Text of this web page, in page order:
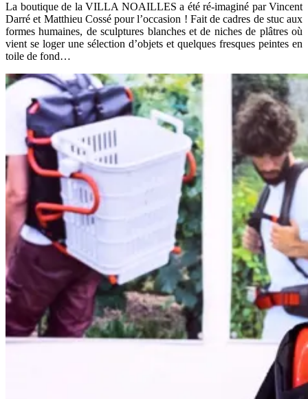
La boutique de la VILLA NOAILLES a été ré-imaginé par Vincent
Darré et Matthieu Cossé pour l’occasion ! Fait de cadres de stuc aux
formes humaines, de sculptures blanches et de niches de plâtres où
vient se loger une sélection d’objets et quelques fresques peintes en
toile de fond…